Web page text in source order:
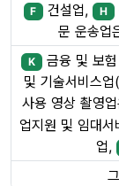
F 건설업, H
문 운송업
K 금융 및 보
및 기술서비스업
사용 영상 촬영
업지원 및 임대서
업,